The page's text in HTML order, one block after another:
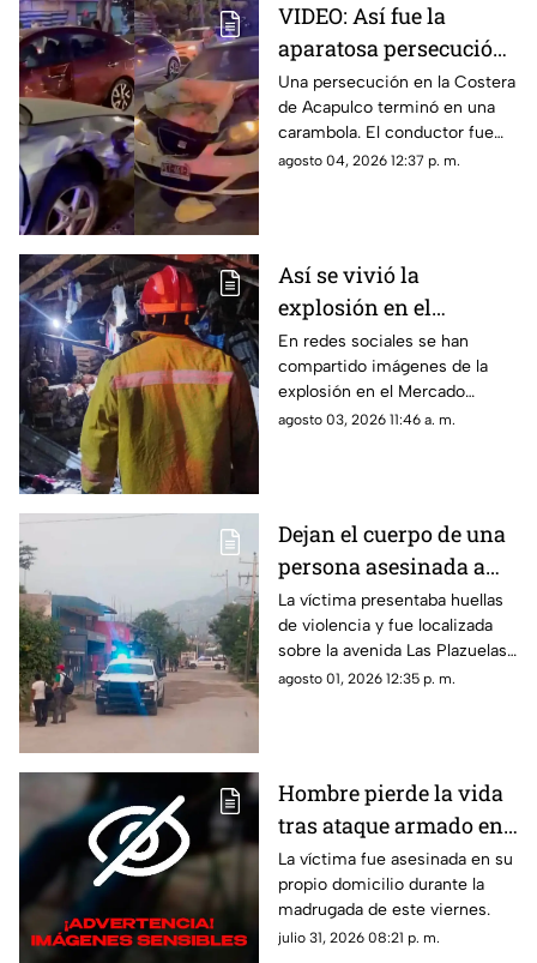
VIDEO: Así fue la
aparatosa persecución
que terminó en
carambola en la
Costera de Acapulco
Una persecución en la Costera
de Acapulco terminó en una
carambola. El conductor fue
detenido y reportan personas
agosto 04, 2026 12:37 p. m.
Así se vivió la
explosión en el
Mercado Central de
Acapulco que dejó
varios locales
afectados
En redes sociales se han
compartido imágenes de la
explosión en el Mercado
Central de Acapulco que dejó
agosto 03, 2026 11:46 a. m.
Dejan el cuerpo de una
persona asesinada a
balazos en la Sabana
La víctima presentaba huellas
de violencia y fue localizada
sobre la avenida Las Plazuelas
durante la madrugada.
agosto 01, 2026 12:35 p. m.
Hombre pierde la vida
tras ataque armado en
suburbio de Acapulco
La víctima fue asesinada en su
propio domicilio durante la
madrugada de este viernes.
julio 31, 2026 08:21 p. m.